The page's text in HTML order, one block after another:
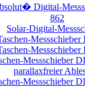
Digital-
862
Solar-Digital-
Messschieber
parallaxfreier
Messschieber